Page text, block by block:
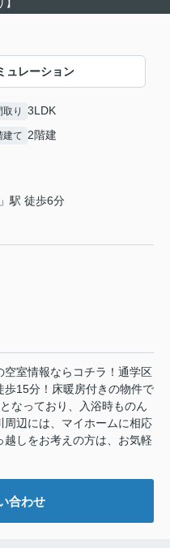
ュレーション
取り 3LDK
建て 2階建
」駅 徒歩6分
室情報ならコチラ！通学区
15分！床暖房付きの物件で
なっており、入浴時ものん
辺には、マイホームに相応
越しをお考えの方は、お気軽
合わせ